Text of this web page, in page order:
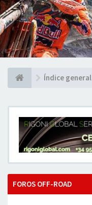
Índice general
FOROS OFF-ROAD